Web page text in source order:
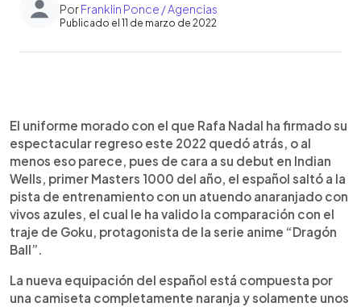
PorFranklin Ponce / Agencias
Publicado el 11 de marzo de 2022
Escuchar artículo
El uniforme morado con el que Rafa Nadal ha firmado su
espectacular regreso este 2022 quedó atrás, o al
menos eso parece, pues de cara a su debut en Indian
Wells, primer Masters 1000 del año, el español saltó a la
pista de entrenamiento con un atuendo anaranjado con
vivos azules, el cual le ha valido la comparación con el
traje de Goku, protagonista de la serie anime “Dragón
Ball”.
La nueva equipación del español está compuesta por
una camiseta completamente naranja y solamente unos